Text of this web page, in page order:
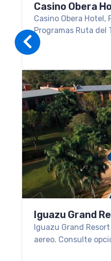
Casino Obera
Casino Obera
Programas Ruta del
Iguazu Grand
Iguazu Grand
aereo. Consulte